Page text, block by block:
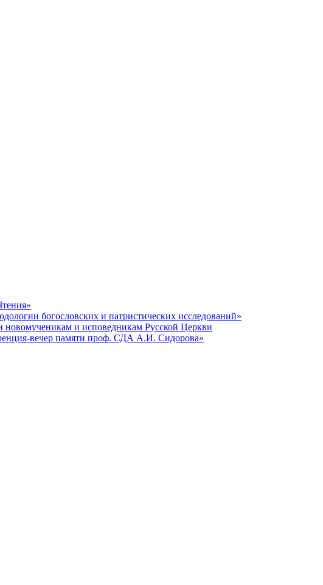
богословских и патристических исследований»
новомученикам и исповедникам Русской Церкви
вечер памяти проф. СДА А.И. Сидорова»